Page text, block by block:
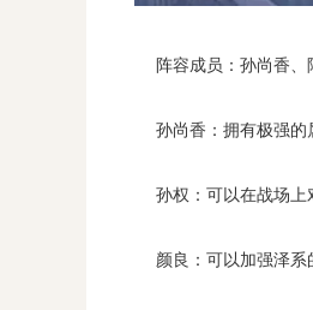
阵容成员：孙尚香、
孙尚香：拥有极强的属
孙权：可以在战场上对
颜良：可以加强泽系的